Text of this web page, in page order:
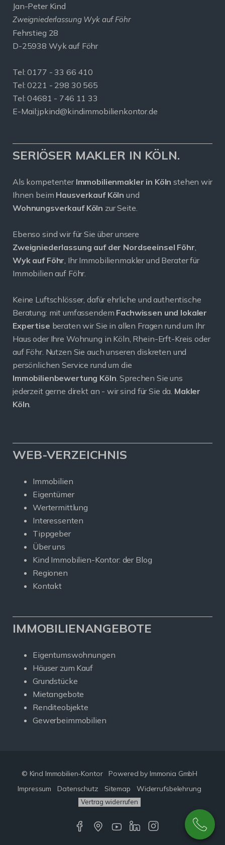
Jan-Peter Kind
Zweigniederlassung Wyk auf Föhr
Fehrstieg 28
D-25938 Wyk auf Föhr
Tel:0177 - 33 66 410
Tel: 0221 - 298 30 565
Tel: 04681 - 746 11 33
E-Mail:jpkind@kindimmobilienkontor.de
SERIÖSER MAKLER IN KÖLN.
Als kompetenter Immobilienmakler in Köln stehen wir
Ihnen beim Hausverkauf Köln und
Wohnungsverkauf Köln zur Seite.
Ebenso sind wir für Sie über unsere
Zweigniederlassung auf der Nordseeinsel Föhr,
Wyk auf Föhr, Ihr Immobilienmakler und Berater für
Immobilien auf Föhr.
Keine Luftschlösser, dafür ehrliche und authentische
Beratung: mit umfassendem Fachwissen und lokaler
Expertise beraten wir Sie in allen Fragen rund um Ihr
Haus oder Ihre Wohnung in Köln, Rhein-Erft-Kreis oder
auf Föhr. Nutzen Sie auch unseren diskreten und
persönlichen Service rund um die
Immobilienbewertung Köln. Sprechen Sie uns
jederzeit gerne direkt an - wir sind für Sie da. Makler
Köln.
WEB-VERZEICHNIS
Immobilien
Eigentümer
Wertermittlung
Interessenten
Tippgeber
Über uns
Kind Immobilien-Kontor: der Blog
Regionen
Kontakt
IMMOBILIENANGEBOTE
Eigentumswohnungen
Häuser zum Kauf
Grundstücke
Mietangebote
Renditeobjekte
Gewerbeimmobilien
© Kind Immobilien-Kontor
Powered by Immonia GmbH
Impressum
Datenschutz Sitemap Widerrufsbelehrung
Vertrag widerrufen